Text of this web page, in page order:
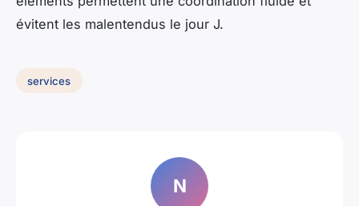
évitent les malentendus le jour J.
services
N